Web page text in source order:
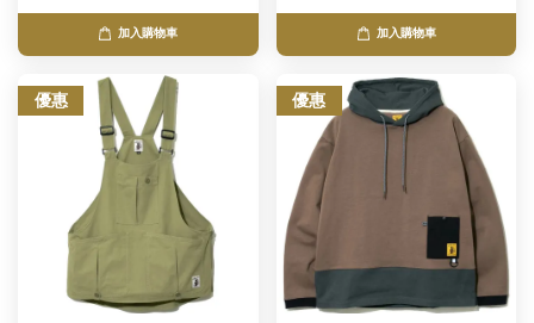
加入購物車 加入購物車
優惠 優惠